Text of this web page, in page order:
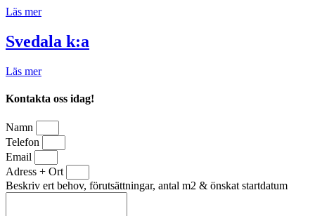
Läs mer
Svedala k:a
Läs mer
Kontakta oss idag!
Namn
Telefon
Email
Adress + Ort
Beskriv ert behov, förutsättningar, antal m2 & önskat startdatum